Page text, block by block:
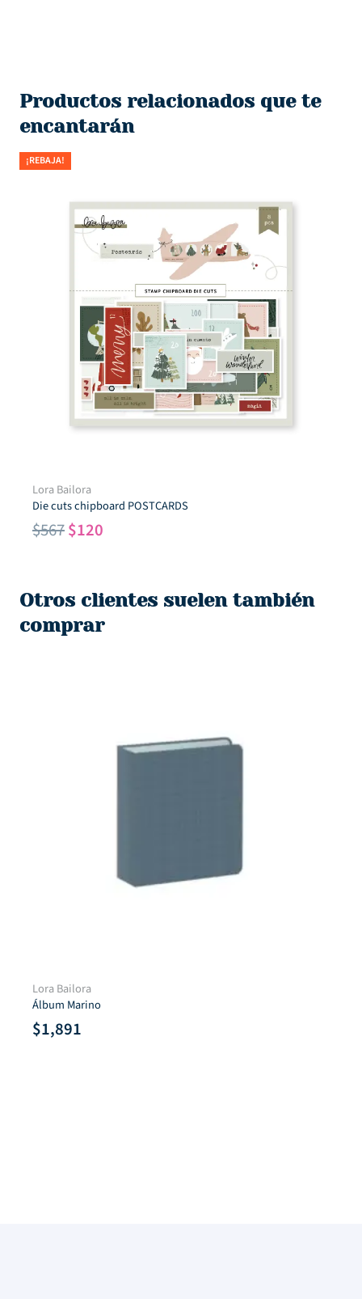
Productos relacionados que te
encantarán
¡REBAJA!
Lora Bailora
Die cuts chipboard POSTCARDS
567El
era:
$567.
$120El
es:
$120.
Otros clientes suelen también
comprar
Lora Bailora
Álbum Marino
$1,891